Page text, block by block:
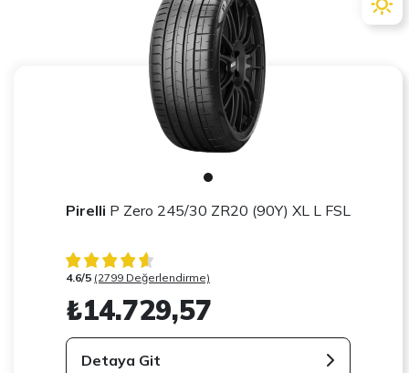
Pirelli P Zero 245/30 ZR20 (90Y) XL L FSL
4.6/5 (2799 Değerlendirme)
₺14.729,57
Detaya Git